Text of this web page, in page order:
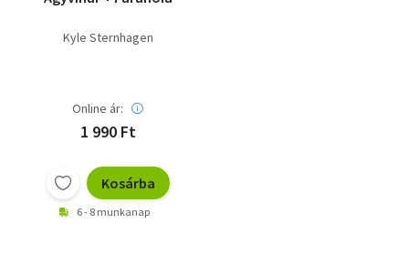
Kyle Sternhagen
Online ár:
1 990 Ft
Kosárba
6 - 8 munkanap